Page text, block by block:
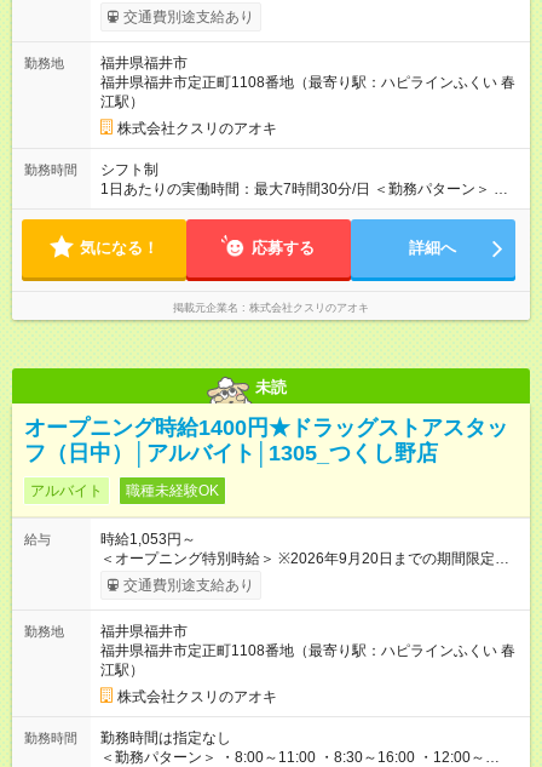
別時給 8:30～17:00 時給1400円 17:00～22:00 時給1500円
※2026年9月21日～通常時給適用 8:30～17:00 時給1200円
降 25％増し（営業店舗のみ） 【手当】 ※登録販売者資格手当
あり（時給＋30円） 【試用期間】試用期間なし
交通費別途支給あり
勤務地
福井県福井市
福井県福井市定正町1108番地（最寄り駅：ハピラインふくい 春
江駅）
株式会社クスリのアオキ
勤務時間
シフト制
1日あたりの実働時間：最大7時間30分/日 ＜勤務パターン＞ ・
16:00～22:00 1日5時間 ・閉店までのフルタイム応相談！ 1日7
気になる！ 応募する 詳細へ
掲載元企業名 株式会社クスリのアオキ
未読
オープニング時給1400円★ドラッグストアスタッ
フ（日中）│アルバイト│1305_つくし野店
アルバイト 職種未経験OK
給与
時給1,053円～
＜オープニング特別時給＞ ※2026年9月20日までの期間限定特
別時給 8:30～17:00 時給1400円 17:00～22:00 時給1500円
※2026年9月21日～通常時給適用 8:30～17:00 時給1053円
降 25％増し（営業店舗のみ） 【手当】 ※登録販売者資格手当
あり（時給＋30円） ※2026年9月21日～適用 ★下記当社条件に
対応できる方は時給――― 8:00～17:00＋147円 17:00～22:00
＋247円 ★当社条件★ 1.月の半分以上 水 日曜日出勤可能な方 2.
当社近隣店舗へのヘルプが可能な方 3.下記のいずれかの時間帯
で勤務可能な方 a 8:30～ b ～18:00 c ～閉店時間 【試用期
間】試用期間なし
交通費別途支給あり
勤務地
福井県福井市
福井県福井市定正町1108番地（最寄り駅：ハピラインふくい 春
江駅）
株式会社クスリのアオキ
勤務時間
勤務時間は指定なし
＜勤務パターン＞ ・8:00～11:00 ・8:30～16:00 ・12:00～